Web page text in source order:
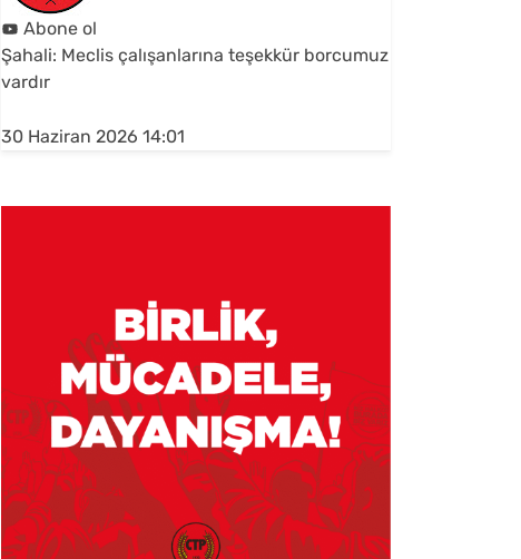
Abone ol
Şahali: Meclis çalışanlarına teşekkür borcumuz
vardır
30 Haziran 2026 14:01